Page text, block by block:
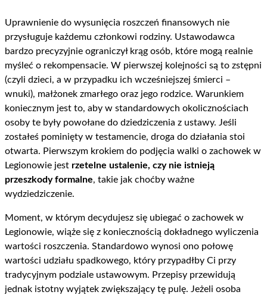
Uprawnienie do wysunięcia roszczeń finansowych nie
przysługuje każdemu członkowi rodziny. Ustawodawca
bardzo precyzyjnie ograniczył krąg osób, które mogą realnie
myśleć o rekompensacie. W pierwszej kolejności są to zstępni
(czyli dzieci, a w przypadku ich wcześniejszej śmierci –
wnuki), małżonek zmarłego oraz jego rodzice. Warunkiem
koniecznym jest to, aby w standardowych okolicznościach
osoby te były powołane do dziedziczenia z ustawy. Jeśli
zostałeś pominięty w testamencie, droga do działania stoi
otwarta. Pierwszym krokiem do podjęcia walki o zachowek w
Legionowie jest rzetelne ustalenie, czy nie istnieją
przeszkody formalne, takie jak choćby ważne
wydziedziczenie.
Moment, w którym decydujesz się ubiegać o zachowek w
Legionowie, wiąże się z koniecznością dokładnego wyliczenia
wartości roszczenia. Standardowo wynosi ono połowę
wartości udziału spadkowego, który przypadłby Ci przy
tradycyjnym podziale ustawowym. Przepisy przewidują
jednak istotny wyjątek zwiększający tę pulę. Jeżeli osoba